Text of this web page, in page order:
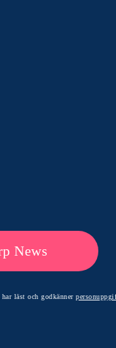
News
har läst och godkänner